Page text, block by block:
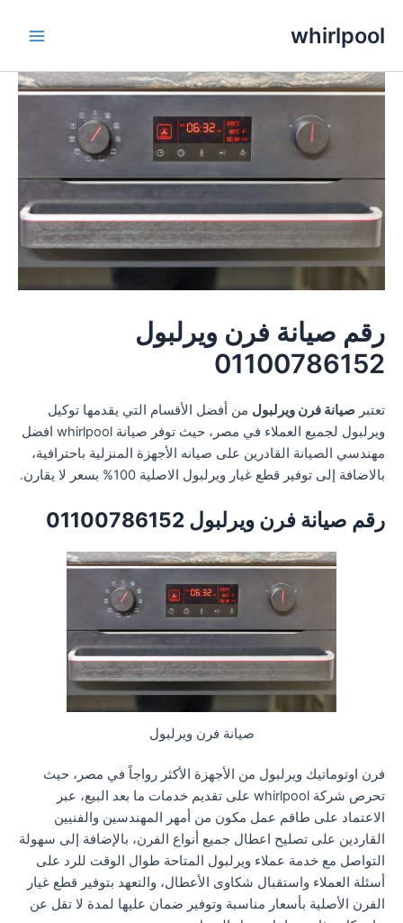
whirlpool
رقم صيانة فرن ويرلبول
01100786152
تعتبر صيانة فرن ويرلبول من أفضل الأقسام التي يقدمها توكيل
ويرلبول لجميع العملاء في مصر، حيث توفر صيانة whirlpool افضل
مهندسي الصيانة القادرين على صيانه الأجهزة المنزلية باحترافية،
بالاضافة إلى توفير قطع غيار ويرلبول الاصلية 100% بسعر لا يقارن.
رقم صيانة فرن ويرلبول 01100786152
صيانة فرن ويرلبول
فرن اوتوماتيك ويرلبول من الأجهزة الأكثر رواجاً في مصر، حيث
تحرص شركة whirlpool على تقديم خدمات ما بعد البيع، عبر
الاعتماد على طاقم عمل مكون من أمهر المهندسين والفنيين
القاردين على تصليح اعطال جميع أنواع الفرن، بالإضافة إلى سهولة
التواصل مع خدمة عملاء ويرلبول المتاحة طوال الوقت للرد على
أسئلة العملاء واستقبال شكاوى الأعطال، والتعهد بتوفير قطع غيار
الفرن الأصلية بأسعار مناسبة وتوفير ضمان عليها لمدة لا تقل عن